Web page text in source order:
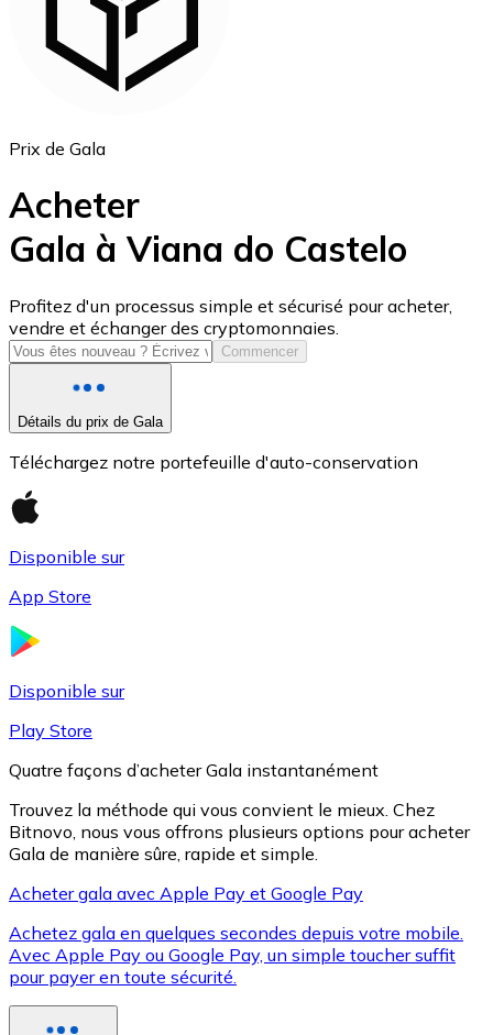
USD Coin
USDC
XRP
XRP
Prix de Gala
Acheter
Gala à Viana do Castelo
Profitez d'un processus simple et sécurisé pour acheter,
vendre et échanger des cryptomonnaies.
Commencer
Détails du prix de Gala
Téléchargez notre portefeuille d'auto-conservation
Disponible sur
App Store
Disponible sur
Play Store
Quatre façons d’acheter Gala instantanément
Trouvez la méthode qui vous convient le mieux. Chez
Bitnovo, nous vous offrons plusieurs options pour acheter
Gala de manière sûre, rapide et simple.
Acheter gala avec Apple Pay et Google Pay
Achetez gala en quelques secondes depuis votre mobile.
Avec Apple Pay ou Google Pay, un simple toucher suffit
pour payer en toute sécurité.